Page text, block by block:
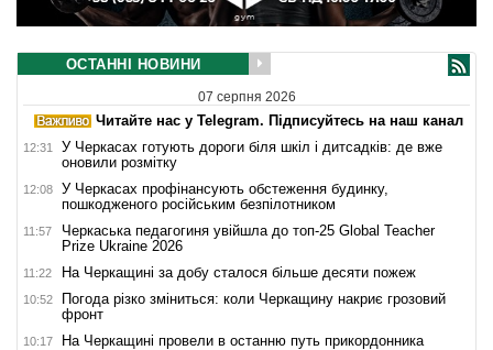
ОСТАННІ НОВИНИ
07 серпня 2026
Читайте нас у Telegram. Підписуйтесь на наш канал
12:31
У Черкасах готують дороги біля шкіл і дитсадків: де вже
оновили розмітку
12:08
У Черкасах профінансують обстеження будинку,
пошкодженого російським безпілотником
11:57
Черкаська педагогиня увійшла до топ-25 Global Teacher
Prize Ukraine 2026
11:22 На Черкащині за добу сталося більше десяти пожеж
10:52
Погода різко зміниться: коли Черкащину накриє грозовий
фронт
10:17 На Черкащині провели в останню путь прикордонника